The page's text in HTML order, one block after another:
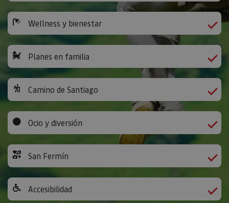
Wellness y bienestar
Planes en familia
Camino de Santiago
Ocio y diversión
San Fermín
Accesibilidad